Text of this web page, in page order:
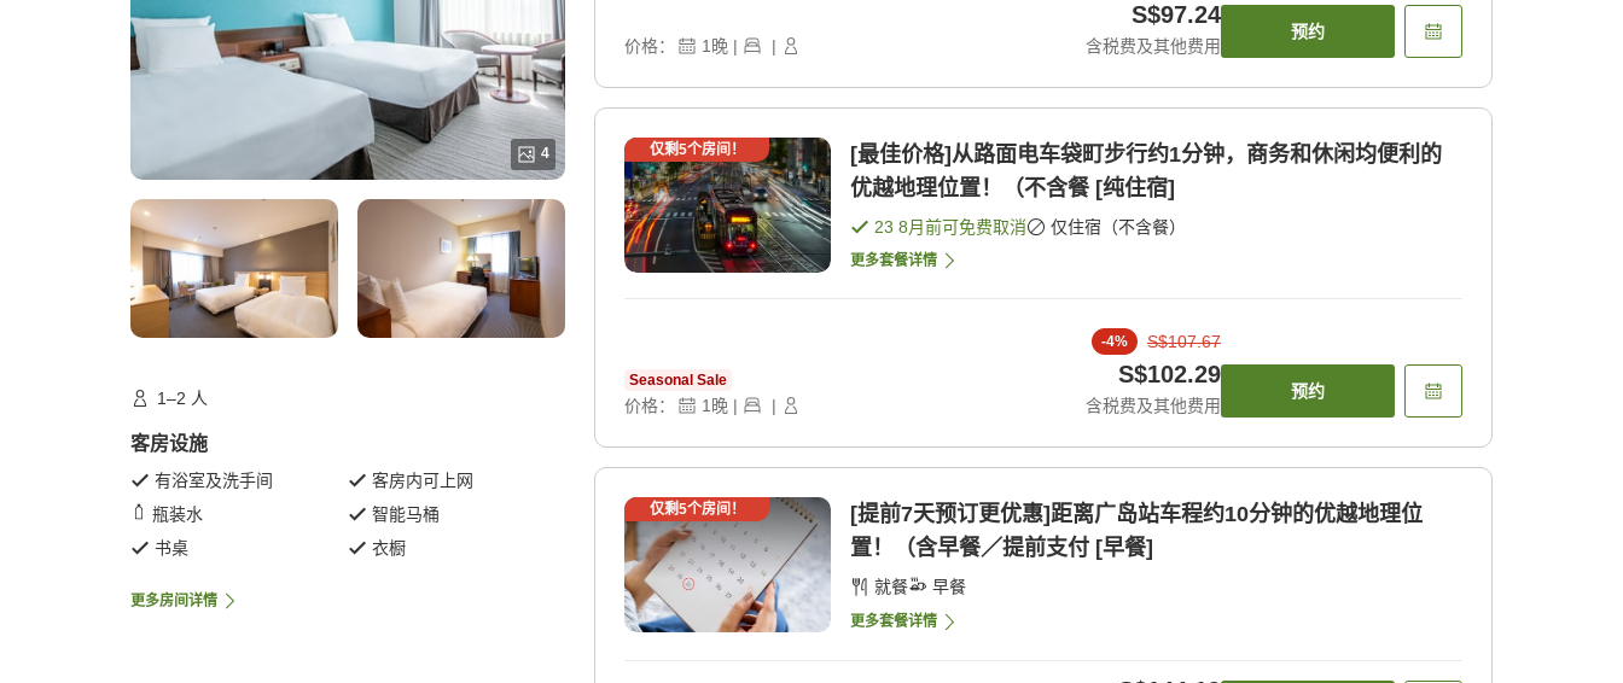
4
1–2 人
客房设施
有浴室及洗手间
客房内可上网
瓶装水
智能马桶
书桌
衣橱
更多房间详情
价格： 1晚 | |
S$97.24
含税费及其他费用
预约
仅剩5个房间！
[最佳价格]从路面电车袋町步行约1分钟，商务和休闲均便利的
优越地理位置！（不含餐 [纯住宿]
23 8月前可免费取消 仅住宿（不含餐）
更多套餐详情
Seasonal Sale
价格： 1晚 | |
-4% S$107.67
S$102.29
含税费及其他费用
预约
仅剩5个房间！
[提前7天预订更优惠]距离广岛站车程约10分钟的优越地理位
置！（含早餐／提前支付 [早餐]
就餐 早餐
更多套餐详情